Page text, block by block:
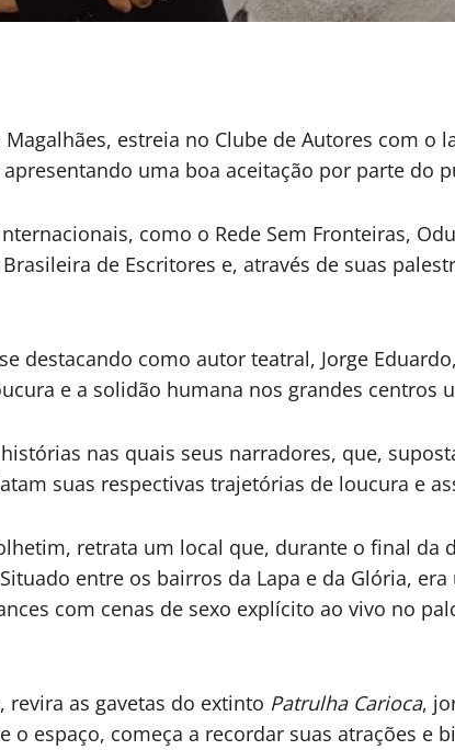
estreia no Clube de Autores com o
uma boa aceitação por parte do
como o Rede Sem Fronteiras,
de Escritores e, através de suas
destacando como autor teatral, Jorge
e a solidão humana nos grandes centros
nas quais seus narradores, que,
suas respectivas trajetórias de loucura e
retrata um local que, durante o final da
entre os bairros da Lapa e da Glória,
com cenas de sexo explícito ao vivo no
as gavetas do extinto Patrulha Carioca,
espaço, começa a recordar suas atrações e